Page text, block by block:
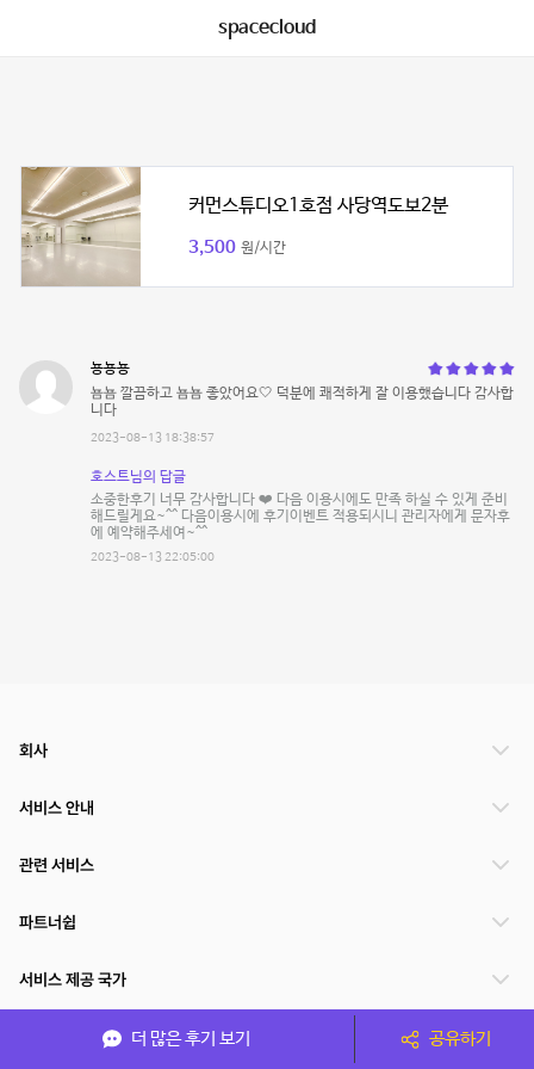
spacecloud
커먼스튜디오1호점 사당역도보2분
3,500 원/시간
뇽뇽뇽
뇸뇸 깔끔하고 뇸뇸 좋았어요🤍 덕분에 쾌적하게 잘 이용했습니다 감사합
니다
2023-08-13 18:38:57
호스트님의 답글
소중한후기 너무 감사합니다 ❤️ 다음 이용시에도 만족 하실 수 있게 준비
해드릴게요~^^ 다음이용시에 후기이벤트 적용되시니 관리자에게 문자후
에 예약해주세여~^^
2023-08-13 22:05:00
더 많은 후기 보기 공유하기
회사
서비스 안내
관련 서비스
파트너쉽
서비스 제공 국가